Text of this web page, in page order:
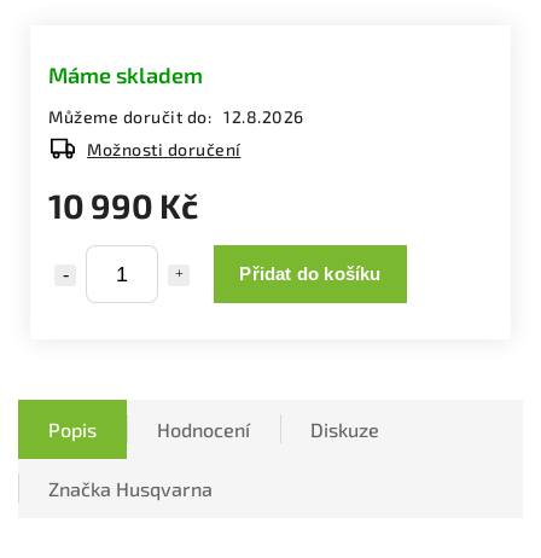
10 990 Kč
Přidat do košíku
Máme skladem
Můžeme doručit do: 12.8.2026
Možnosti doručení
Popis Hodnocení Diskuze
Značka Husqvarna